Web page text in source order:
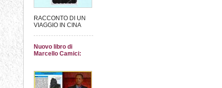
RACCONTO DI UN
VIAGGIO IN CINA
Nuovo libro di
Marcello Camici: